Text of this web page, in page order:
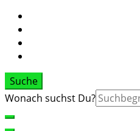
Suche
Suche
Wonach suchst Du?